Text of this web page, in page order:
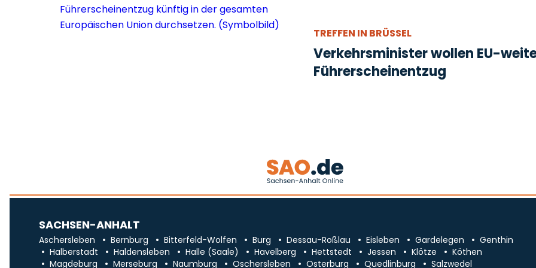
TREFFEN IN BRÜSSEL
Verkehrsminister wollen EU-
Führerscheinentzug
SACHSEN-ANHALT
Aschersleben Bernburg Bitterfeld-Wolfen Burg Dessau-Roßlau Eisleben Gardelegen
Genthin
Halberstadt
Haldensleben Halle (Saale) Havelberg Hettstedt Jessen Klötze
Köthen
Magdeburg
Merseburg Naumburg Oschersleben Osterburg Quedlinburg Salzwedel